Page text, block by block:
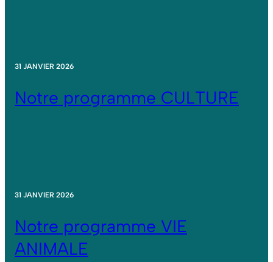
31 JANVIER 2026
Notre programme CULTURE
31 JANVIER 2026
Notre programme VIE
ANIMALE